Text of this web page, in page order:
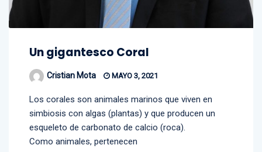
Un gigantesco Coral
Cristian Mota MAYO 3, 2021
Los corales son animales marinos que viven en
simbiosis con algas (plantas) y que producen un
esqueleto de carbonato de calcio (roca).
Como animales, pertenecen